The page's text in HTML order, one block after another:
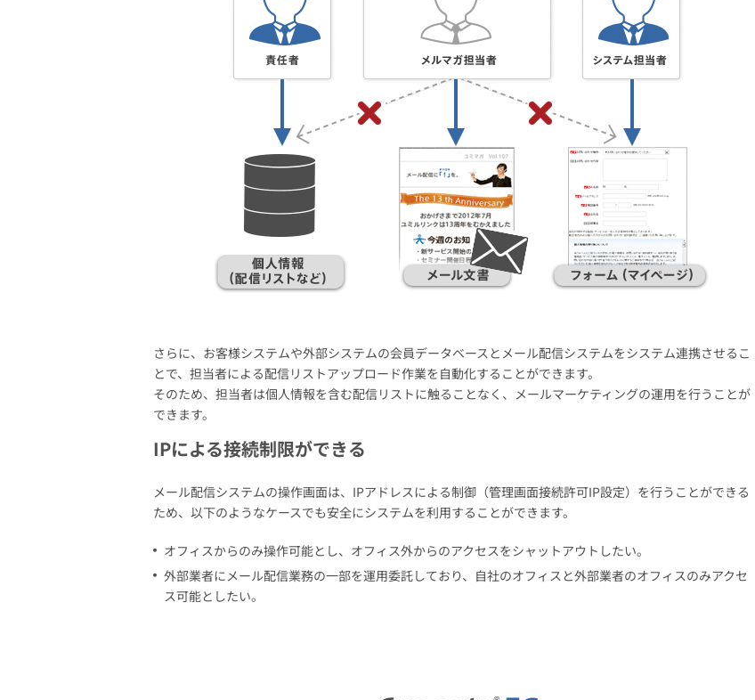
さらに、お客様システムや外部システムの会員データベースとメール配信システムをシステム連携させるこ
とで、担当者による配信リストアップロード作業を自動化することができます。
そのため、担当者は個人情報を含む配信リストに触ることなく、メールマーケティングの運用を行うことが
できます。
IPによる接続制限ができる
メール配信システムの操作画面は、IPアドレスによる制御（管理画面接続許可IP設定）を行うことができる
ため、以下のようなケースでも安全にシステムを利用することができます。
オフィスからのみ操作可能とし、オフィス外からのアクセスをシャットアウトしたい。
外部業者にメール配信業務の一部を運用委託しており、自社のオフィスと外部業者のオフィスのみアクセ
ス可能としたい。